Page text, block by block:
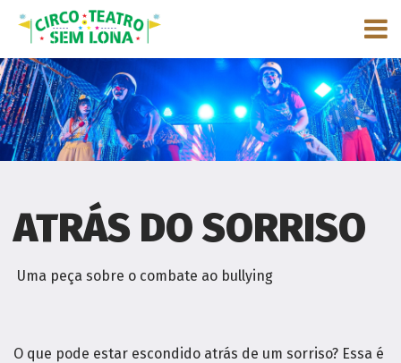
ATRÁS DO SORRISO
Uma peça sobre o combate ao bullying
O que pode estar escondido atrás de um sorriso? Essa é